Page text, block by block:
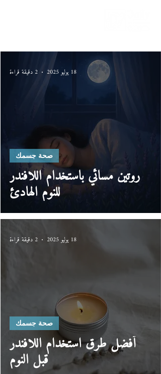
روتين مسائي باستخدام اللافندر
للنوم الهادئ
صحة جسمك
18 يوليو 2025 2 دقيقة قراءة
أفضل طرق استخدام اللافندر
قبل النوم
صحة جسمك
18 يوليو 2025 2 دقيقة قراءة